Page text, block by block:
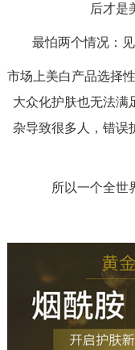
后才是
最怕两个情况：
市场上美白产品选择
大众化护肤也无法满
杂导致很多人，错误
所以一个全世